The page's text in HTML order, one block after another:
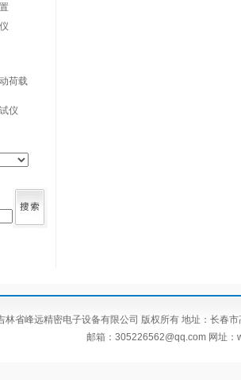
荷载
仪
林省峰远精密电子设备有限公司 版权所有 地址：长
邮箱： 305226562@qq.com网址：